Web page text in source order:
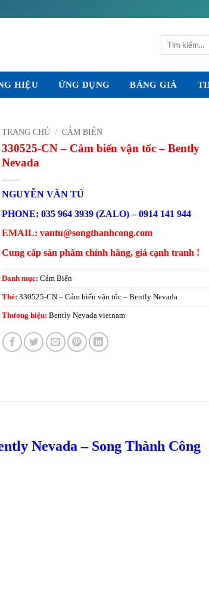
Tìm
HIỆU ỨNG DỤNG BẢNG GIÁ
TRANG CHỦ / CẢM BIẾN
330525-CN – Cảm biến vận tốc – Bently
Nevada
NGUYỄN VĂN TÚ
PHONE: 035 964 3939 (ZALO) – 0914 141 944
EMAIL: vantu@songthanhcong.com
Cung cấp sản phẩm chính hãng, giá cạnh tranh !
Danh mục: Cảm Biến
Thẻ: 330525-CN – Cảm biến vận tốc – Bently Nevada
Thương hiệu: Bently Nevada vietnam
Nevada – Song Thành Công